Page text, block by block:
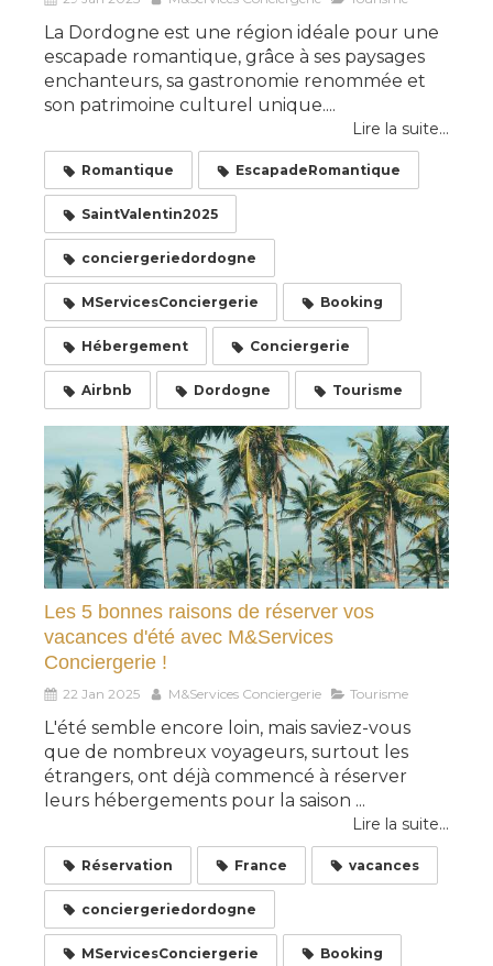
La Dordogne est une région idéale pour une
escapade romantique, grâce à ses paysages
enchanteurs, sa gastronomie renommée et
son patrimoine culturel unique....
Lire la suite...
Romantique EscapadeRomantique
SaintValentin2025
conciergeriedordogne
MServicesConciergerie Booking
Hébergement Conciergerie
Airbnb Dordogne Tourisme
Les 5 bonnes raisons de réserver vos
vacances d'été avec M&Services
Conciergerie !
22 Jan 2025 M&Services Conciergerie Tourisme
L'été semble encore loin, mais saviez-vous
que de nombreux voyageurs, surtout les
étrangers, ont déjà commencé à réserver
leurs hébergements pour la saison ...
Lire la suite...
Réservation France vacances
conciergeriedordogne
MServicesConciergerie Booking